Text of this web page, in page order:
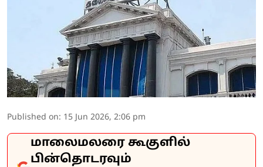
Published on: 15 Jun 2026, 2:06 pm
மாலைமலரை கூகுளில்
பின்தொடரவும்